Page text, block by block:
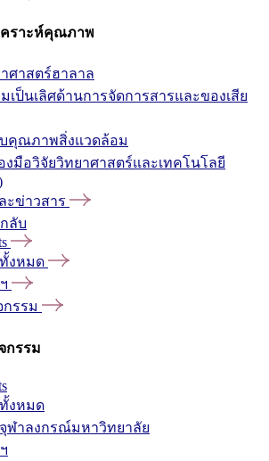
คราะห์คุณภาพ
ศาสตร์ฮาลาล
เป็นเลิศด้านการจัดการสารและของเสีย
คุณภาพสิ่งแวดล้อม
งมือวิจัยวิทยาศาสตร์และเทคโนโลยี
ะข่าวสาร
ลับ
งหมด
รรม
กรรม
งหมด
ฬาลงกรณ์มหาวิทยาลัย